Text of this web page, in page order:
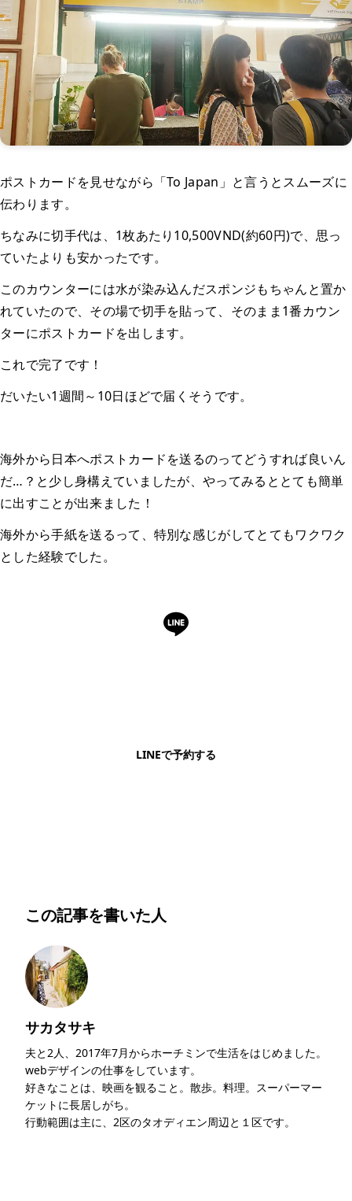
ポストカードを見せながら「To Japan」と言うとスムーズに
伝わります。
ちなみに切手代は、1枚あたり10,500VND(約60円)で、思っ
ていたよりも安かったです。
このカウンターには水が染み込んだスポンジもちゃんと置か
れていたので、その場で切手を貼って、そのまま1番カウン
ターにポストカードを出します。
これで完了です！
だいたい1週間～10日ほどで届くそうです。
海外から日本へポストカードを送るのってどうすれば良いん
だ…？と少し身構えていましたが、やってみるととても簡単
に出すことが出来ました！
海外から手紙を送るって、特別な感じがしてとてもワクワク
とした経験でした。
LINEで予約する
この記事を書いた人
サカタサキ
夫と2人、2017年7月からホーチミンで生活をはじめました。
webデザインの仕事をしています。
好きなことは、映画を観ること。散歩。料理。スーパーマー
ケットに長居しがち。
行動範囲は主に、2区のタオディエン周辺と１区です。